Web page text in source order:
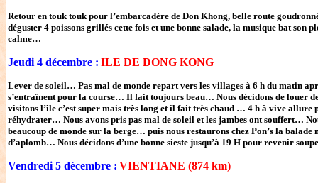
Retour en touk touk pour l’embarcadère de Don Khong, belle route
déguster 4 poissons grillés cette fois et une bonne salade, la musique bat
calme…
Jeudi 4 décembre : ILE DE DONG KONG
Lever de soleil… Pas mal de monde repart vers les villages à 6 h du matin
s’entraînent pour la course… Il fait toujours beau… Nous décidons de louer
visitons l’île c’est super mais très long et il fait très chaud … 4 h à vive
réhydrater… Nous avons pris pas mal de soleil et les jambes ont souffert…
beaucoup de monde sur la berge… puis nous restaurons chez Pon’s la
d’aplomb… Nous décidons d’une bonne sieste jusqu’à 19 H pour revenir
Vendredi 5 décembre : VIENTIANE (874 km)